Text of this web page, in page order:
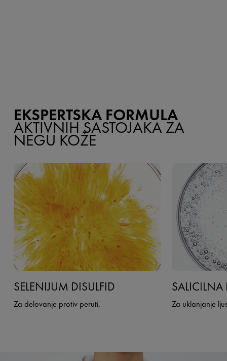
EKSPERTSKA FORMULA
AKTIVNIH SASTOJAKA ZA
NEGU KOŽE
SELENIJUM DISULFID
Za delovanje protiv peruti.
SALICILNA
Za uklanjanje